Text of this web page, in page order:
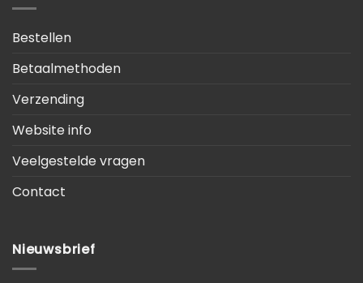
Bestellen
Betaalmethoden
Verzending
Website info
Veelgestelde vragen
Contact
Nieuwsbrief